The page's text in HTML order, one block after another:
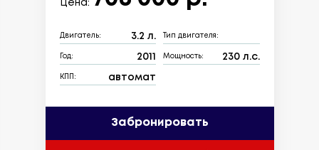
Цена:
Двигатель: 3.2 л. Тип двигателя:
Год: 2011 Мощность: 230 л.с.
КПП: автомат
Забронировать